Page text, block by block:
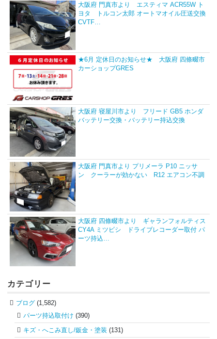
大阪府 門真市より エスティマ ACR55W ト
ヨタ トルコン太郎 オートマオイル圧送交換
CVTF…
★6月 定休日のお知らせ★ 大阪府 四條畷市
カーショップGRES
大阪府 寝屋川市より フリード GB5 ホンダ
バッテリー交換・バッテリー持込交換
大阪府 門真市より プリメーラ P10 ニッサ
ン クーラーが効かない R12 エアコン不調
大阪府 四條畷市より ギャランフォルティス
CY4A ミツビシ ドライブレコーダー取付 パ
ーツ持込…
カテゴリー
ブログ (1,582)
パーツ持込取付け (390)
キズ・へこみ直し/鈑金・塗装 (131)